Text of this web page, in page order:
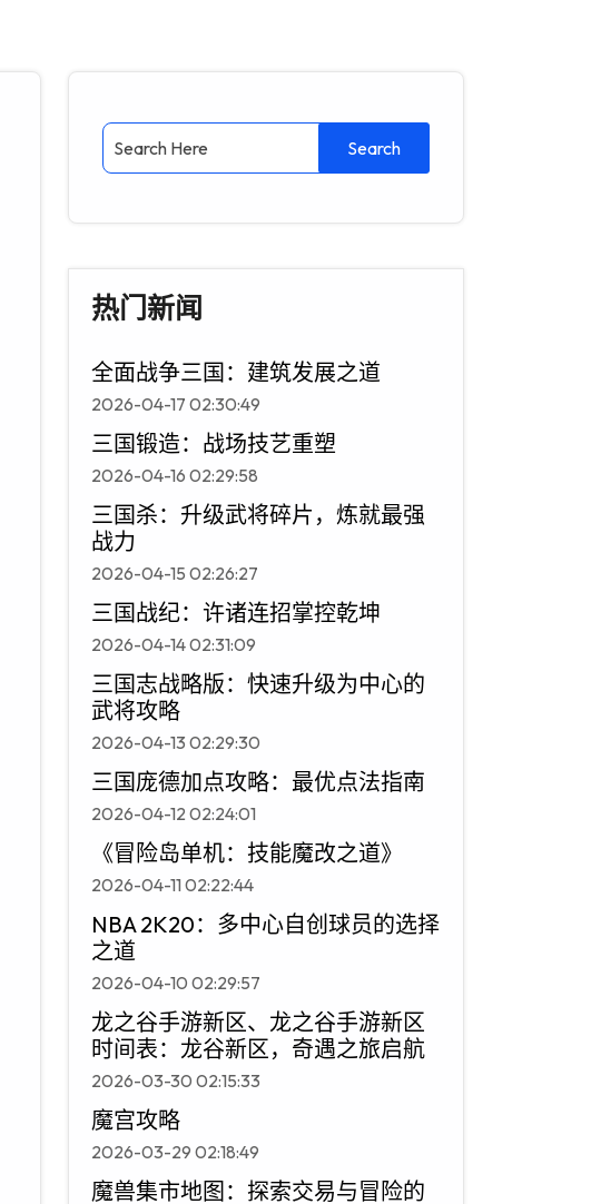
热门新闻
全面战争三国：建筑发展之道
2026-04-17 02:30:49
三国锻造：战场技艺重塑
2026-04-16 02:29:58
三国杀：升级武将碎片，炼就最强
战力
2026-04-15 02:26:27
三国战纪：许诸连招掌控乾坤
2026-04-14 02:31:09
三国志战略版：快速升级为中心的
武将攻略
2026-04-13 02:29:30
三国庞德加点攻略：最优点法指南
2026-04-12 02:24:01
《冒险岛单机：技能魔改之道》
2026-04-11 02:22:44
NBA 2K20：多中心自创球员的选择
之道
2026-04-10 02:29:57
龙之谷手游新区、龙之谷手游新区
时间表：龙谷新区，奇遇之旅启航
2026-03-30 02:15:33
魔宫攻略
2026-03-29 02:18:49
魔兽集市地图：探索交易与冒险的